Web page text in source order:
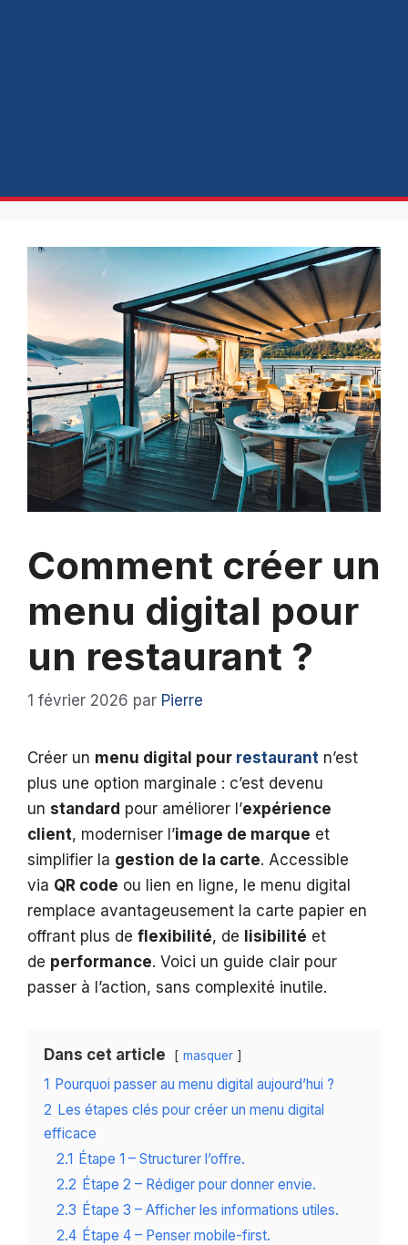
Comment créer un
menu digital pour
un restaurant ?
1 février 2026 par Pierre
Créer un menu digital pour restaurant n’est
plus une option marginale : c’est devenu
un standard pour améliorer l’expérience
client, moderniser l’image de marque et
simplifier la gestion de la carte. Accessible
via QR code ou lien en ligne, le menu digital
remplace avantageusement la carte papier en
offrant plus de flexibilité, de lisibilité et
de performance. Voici un guide clair pour
passer à l’action, sans complexité inutile.
Dans cet article masquer
1 Pourquoi passer au menu digital aujourd’hui ?
2 Les étapes clés pour créer un menu digital
efficace
2.1 Étape 1 – Structurer l’offre.
2.2 Étape 2 – Rédiger pour donner envie.
2.3 Étape 3 – Afficher les informations utiles.
2.4 Étape 4 – Penser mobile-first.